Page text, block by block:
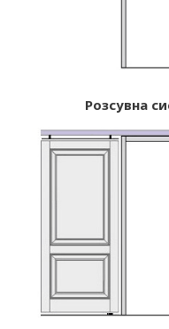
Розсувна